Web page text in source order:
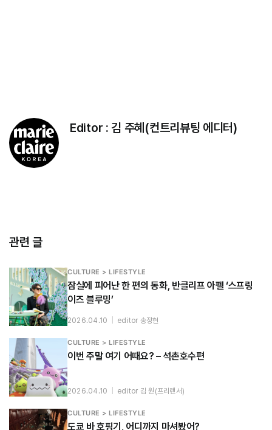
Editor : 김 주혜(컨트리뷰팅 에디터)
관련 글
CULTURE > LIFESTYLE
잠실에 피어난 한 편의 동화, 반클리프 아펠 ‘스프링
이즈 블루밍’
2026.04.10 editor 송정현
CULTURE > LIFESTYLE
이번 주말 여기 어때요? – 석촌호수편
2026.04.10 editor 김 원(프리랜서)
CULTURE > LIFESTYLE
도쿄 바 호핑기, 어디까지 마셔봤어?